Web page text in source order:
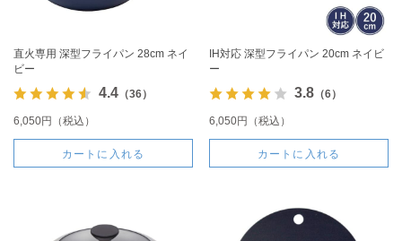
直火専用 深型フライパン 28cm ネイ
ビー
4.4（36）
6,050円（税込）
カートに入れる
IH対応 深型フライパン 20cm ネイビ
ー
3.8（6）
6,050円（税込）
カートに入れる